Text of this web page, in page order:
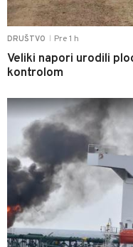
DRUŠTVO Pre 1 h
Veliki napori urodili
kontrolom